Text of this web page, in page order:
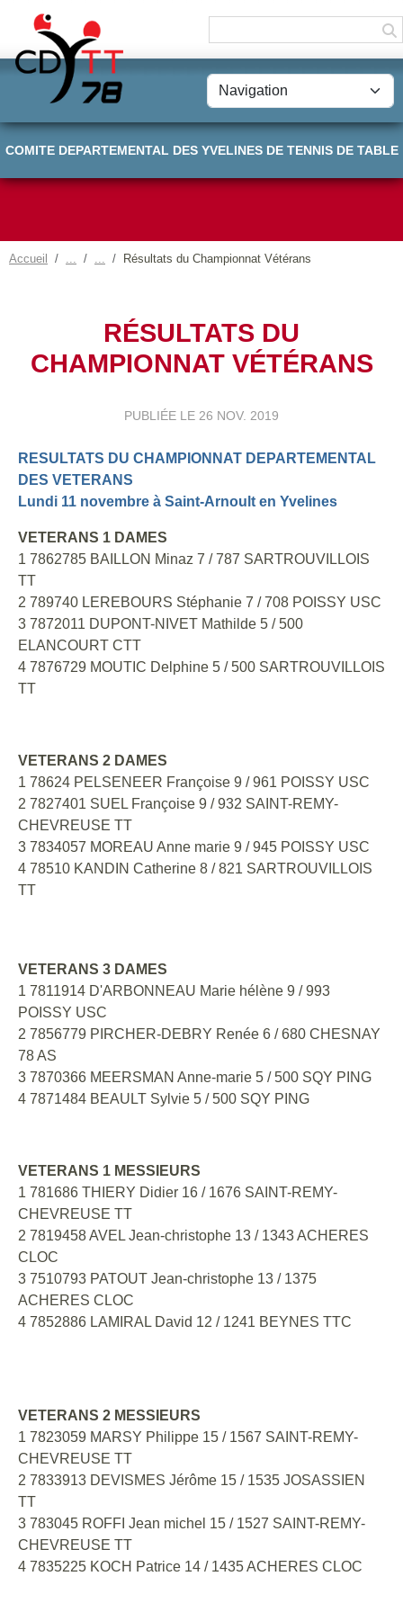
COMITE DEPARTEMENTAL DES YVELINES DE TENNIS DE TABLE
Accueil Résultats du Championnat Vétérans
RÉSULTATS DU
CHAMPIONNAT VÉTÉRANS
PUBLIÉE LE 26 NOV. 2019
RESULTATS DU CHAMPIONNAT DEPARTEMENTAL
DES VETERANS
Lundi 11 novembre à Saint-Arnoult en Yvelines
VETERANS 1 DAMES
1 7862785 BAILLON Minaz 7 / 787 SARTROUVILLOIS
TT
2 789740 LEREBOURS Stéphanie 7 / 708 POISSY USC
3 7872011 DUPONT-NIVET Mathilde 5 / 500
ELANCOURT CTT
4 7876729 MOUTIC Delphine 5 / 500 SARTROUVILLOIS
TT
VETERANS 2 DAMES
1 78624 PELSENEER Françoise 9 / 961 POISSY USC
2 7827401 SUEL Françoise 9 / 932 SAINT-REMY-
CHEVREUSE TT
3 7834057 MOREAU Anne marie 9 / 945 POISSY USC
4 78510 KANDIN Catherine 8 / 821 SARTROUVILLOIS
TT
VETERANS 3 DAMES
1 7811914 D'ARBONNEAU Marie hélène 9 / 993
POISSY USC
2 7856779 PIRCHER-DEBRY Renée 6 / 680 CHESNAY
78 AS
3 7870366 MEERSMAN Anne-marie 5 / 500 SQY PING
4 7871484 BEAULT Sylvie 5 / 500 SQY PING
VETERANS 1 MESSIEURS
1 781686 THIERY Didier 16 / 1676 SAINT-REMY-
CHEVREUSE TT
2 7819458 AVEL Jean-christophe 13 / 1343 ACHERES
CLOC
3 7510793 PATOUT Jean-christophe 13 / 1375
ACHERES CLOC
4 7852886 LAMIRAL David 12 / 1241 BEYNES TTC
VETERANS 2 MESSIEURS
1 7823059 MARSY Philippe 15 / 1567 SAINT-REMY-
CHEVREUSE TT
2 7833913 DEVISMES Jérôme 15 / 1535 JOSASSIEN
TT
3 783045 ROFFI Jean michel 15 / 1527 SAINT-REMY-
CHEVREUSE TT
4 7835225 KOCH Patrice 14 / 1435 ACHERES CLOC
Panneau de gestion des cookies